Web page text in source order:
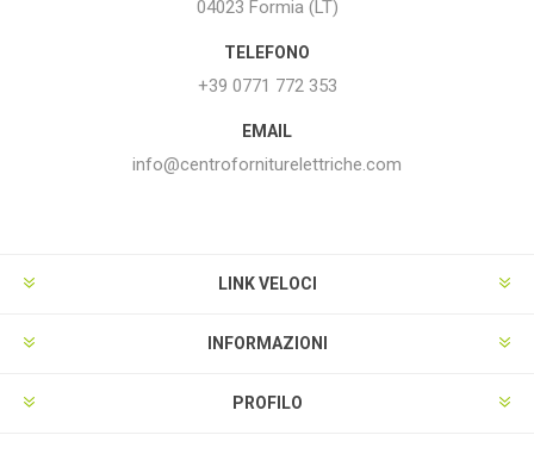
04023 Formia (LT)
TELEFONO
+39 0771 772 353
EMAIL
info@centroforniturelettriche.com
LINK VELOCI
INFORMAZIONI
PROFILO